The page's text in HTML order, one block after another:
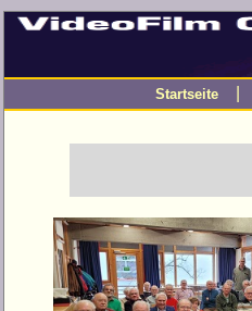
Startseite